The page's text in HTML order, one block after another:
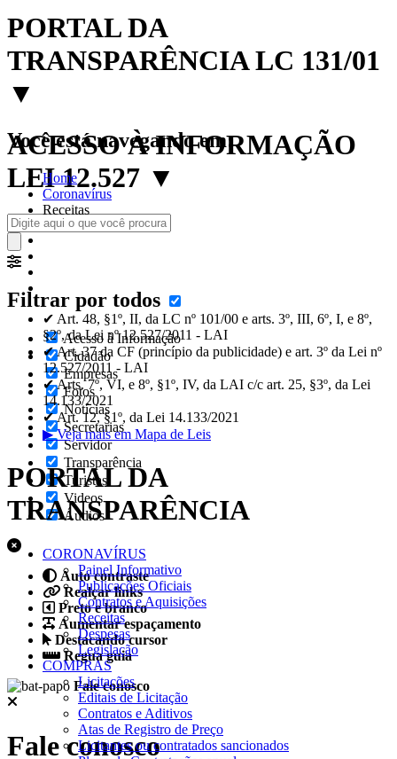
PORTAL DA
TRANSPARÊNCIA LC 131/01
▼
ACESSO À INFORMAÇÃO
LEI 12.527 ▼
Filtrar por todos
Acesso à Informação
Cidadão
Empresas
Fotos
Notícias
Secretarias
Servidor
Transparência
Turistas
Videos
Áudios
Auto contraste
Realçar links
Preto e branco
Aumentar espaçamento
Destacando cursor
Regua guia
Fale conosco
Fale conosco
Você está navegando em:
Home
Coronavírus
Receitas
✔ Art. 48, §1º, II, da LC nº 101/00 e arts. 3º, III, 6º, I, e 8º,
§2º, da Lei nº 12.527/2011 - LAI
✔ Art. 37 da CF (princípio da publicidade) e art. 3º da Lei nº
12.527/2011 - LAI
✔ Arts. 7º, VI, e 8º, §1º, IV, da LAI c/c art. 25, §3º, da Lei
14.133/2021
✔ Art. 12, §1º, da Lei 14.133/2021
▶ Veja mais em Mapa de Leis
PORTAL DA
TRANSPARÊNCIA
CORONAVÍRUS
Painel Informativo
Publicações Oficiais
Contratos e Aquisições
Receitas
Despesas
Legislação
COMPRAS
Licitações
Editais de Licitação
Contratos e Aditivos
Atas de Registro de Preço
Licitantes ou contratados sancionados